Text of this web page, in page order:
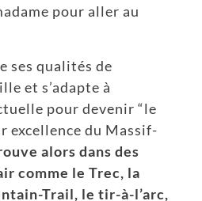
pour aller au
ses qualités de
et s’adapte à
pour devenir “le
excellence du Massif-
alors dans des
comme le Trec, la
Trail, le tir-à-l’arc,